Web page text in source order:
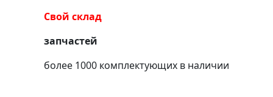
Свой склад
запчастей
более 1000 комплектующих в наличии